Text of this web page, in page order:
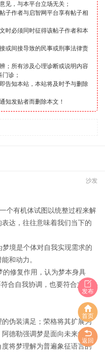
见，与本平台立场无关；
子作者与启智网平台享有帖子相
时必须同时征得该帖子作者和本
或间接导致的民事或刑事法律责
；所有涉及心理诊断或说明内容
诊；
告知本站，本站将及时予与删除
知发贴者而删除本文！
沙发
个有机体试图以统整过程来解
达，往往意味着我们当下的
梦境是个体对自我实现需求的
和动力。
的修复作用，认为梦本身具
合自我协调，也要符合文化协
伪装满足；荣格将其扩展为
德勒强调梦是面向未来的问
将梦理解为普遍象征语言的
发布
首页
返回